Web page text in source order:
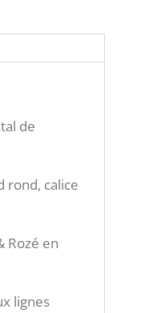
de
rond, calice
Rozé en
lignes